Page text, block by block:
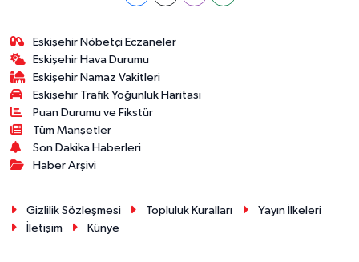
Eskişehir Nöbetçi Eczaneler
Eskişehir Hava Durumu
Eskişehir Namaz Vakitleri
Eskişehir Trafik Yoğunluk Haritası
Puan Durumu ve Fikstür
Tüm Manşetler
Son Dakika Haberleri
Haber Arşivi
Gizlilik Sözleşmesi Topluluk Kuralları
Yayın İlkeleri
İletişim
Künye